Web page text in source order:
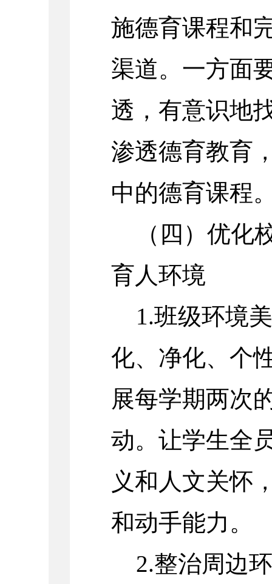
施德育课程和
渠道。一方面
透，有意识地
渗透德育教育
中的德育课程
（四）优化
育人环境
1.班级环境
化、净化、个
展每学期两次
动。让学生全
义和人文关怀
和动手能力。
2.整治周边